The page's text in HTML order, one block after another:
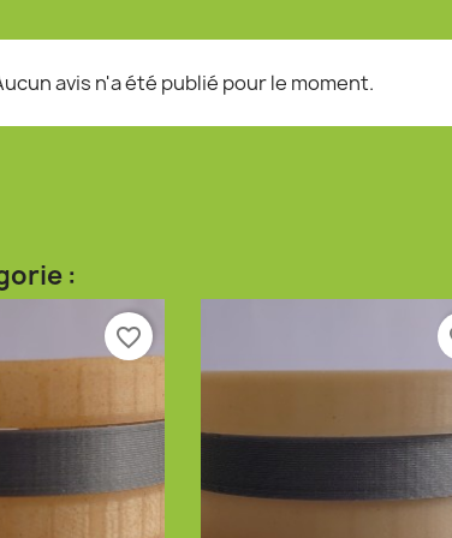
avis n'a été publié pour le moment.
:
favorite_border